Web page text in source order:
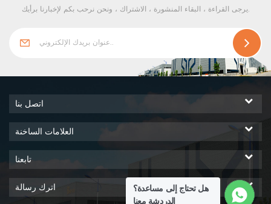
يرجى القراءة ، البقاء المنشورة ، الاشتراك ، ونحن نرحب بكم لإخبارنا برأيك.
هل تحتاج إلى مساعدة؟
اتصل بنا
العلامات الساخنة
تابعنا
اترك رسالة